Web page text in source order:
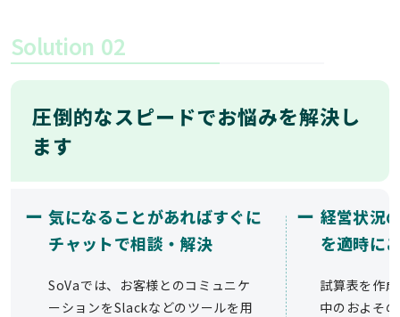
Solution 02
圧倒的なスピードでお悩みを解決し
ます
ー 気になることがあればすぐに
チャットで相談・解決
SoVaでは、お客様とのコミュニケ
ーションをSlackなどのツールを用
ー 経営状況
を適時に
試算表を作
中のおよそ